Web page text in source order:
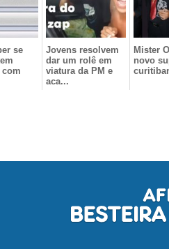
se
com
Jovens resolvem
dar um rolê em
viatura da PM e
aca...
Mister
novo